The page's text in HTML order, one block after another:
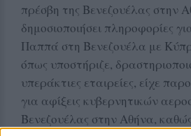
πρέσβη της Βενεζουέλας στην
δημοσιοποιήσει πληροφορίες
Παππά στη Βενεζουέλα με
όπως υποστήριζε,
υπεράκτιες εταιρείες, είχε
για αφίξεις κυβερνητικών
Βενεζουέλας στην Αθήνα,